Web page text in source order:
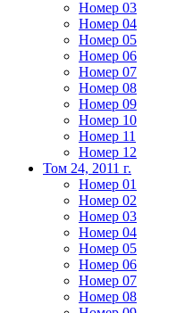
Номер 03
Номер 04
Номер 05
Номер 06
Номер 07
Номер 08
Номер 09
Номер 10
Номер 11
Номер 12
Том 24, 2011 г.
Номер 01
Номер 02
Номер 03
Номер 04
Номер 05
Номер 06
Номер 07
Номер 08